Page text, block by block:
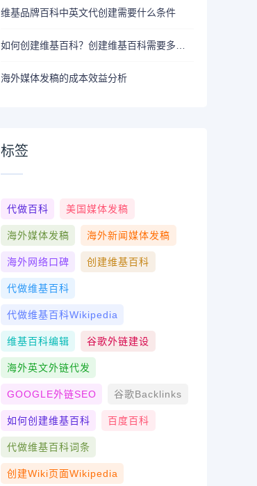
维基品牌百科中英文代创建需要什么条件
海外媒体发稿的成本效益分析
标签
代做百科 美国媒体发稿
海外媒体发稿 海外新闻媒体发稿
海外网络口碑 创建维基百科
代做维基百科
代做维基百科wikipedia
维基百科编辑 谷歌外链建设
海外英文外链代发
GOOGLE外链SEO 谷歌Backlinks
如何创建维基百科 百度百科
代做维基百科词条
创建wiki页面Wikipedia